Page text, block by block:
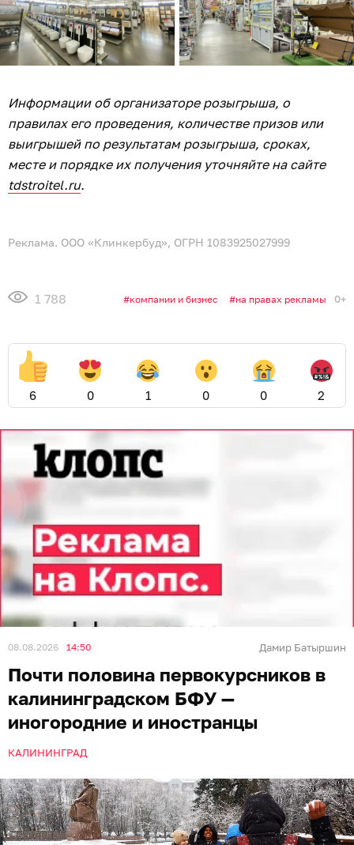
Информации об организаторе розыгрыша, о
правилах его проведения, количестве призов или
выигрышей по результатам розыгрыша, сроках,
месте и порядке их получения уточняйте на сайте
tdstroitel.ru.
Реклама. ООО «Клинкербуд», ОГРН 1083925027999
1 788 компании и бизнес на правах рекламы 0+
6 0 1 0 0 2
08.08.2026 14:50 Дамир Батыршин
Почти половина первокурсников в
калининградском БФУ —
иногородние и иностранцы
КАЛИНИНГРАД